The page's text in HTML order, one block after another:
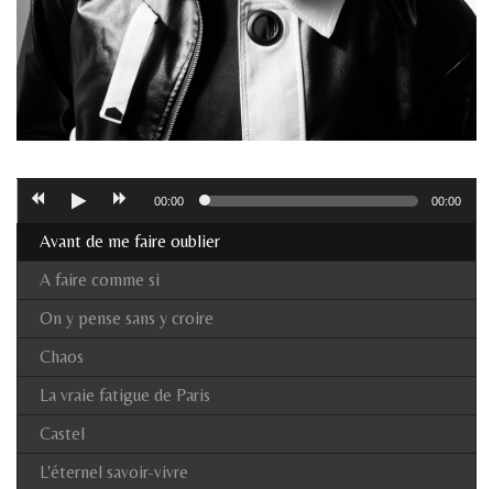
Avant de me faire oublier
A faire comme si
On y pense sans y croire
Chaos
La vraie fatigue de Paris
Castel
L'éternel savoir-vivre
00:00 00:00